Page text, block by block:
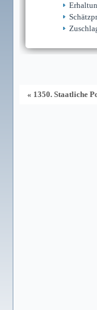
« 1350. Staatliche